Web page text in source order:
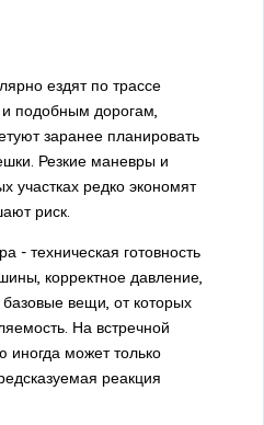
ездят по трассе
подобным дорогам,
заранее планировать
Резкие маневры и
участках редко экономят
риск.
- техническая готовность
корректное давление,
вещи, от которых
На встречной
иногда может только
реакция